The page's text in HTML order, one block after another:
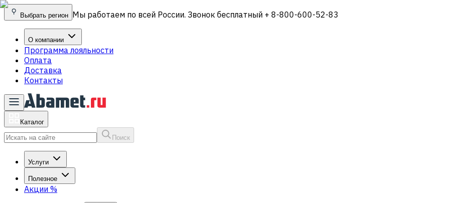
Выбрать регион Мы работаем по всей России. Звонок бесплатный + 8-800-600-52-83
О компании
Программа лояльности
Оплата
Доставка
Контакты
Каталог
Поиск
Услуги
Полезное
Акции %